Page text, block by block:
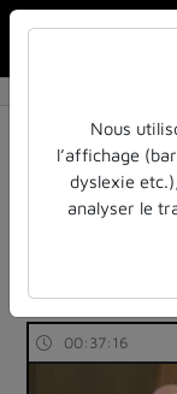
Résultats
Filtres actifs
Français
13 vidéos trouvées
00:37:16
Nous
l’affichage
dyslexie
analyser le